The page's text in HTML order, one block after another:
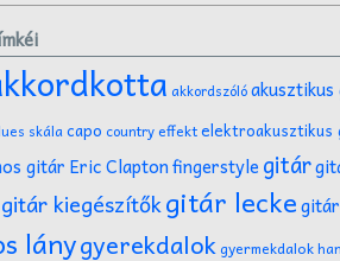
akkordszóló
skálacapo country effektelektroakusztikus
gitár Eric Claptonfingerstyle gitár
gitár kiegészítőkgitár lecke
lánygyerekdalokgyermekdalok